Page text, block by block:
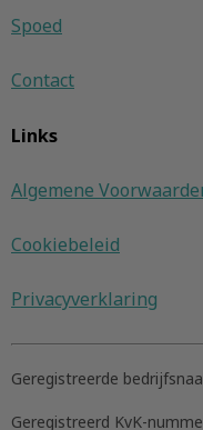
Spoed
Contact
Links
Algemene
Cookiebeleid
Privacyverklaring
Geregistreerde
Geregistreerd KvK-